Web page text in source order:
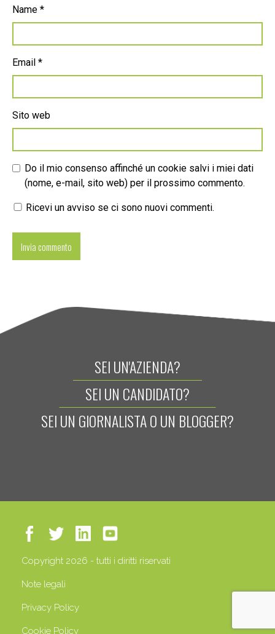
Name *
Email *
Sito web
Do il mio consenso affinché un cookie salvi i miei dati
(nome, e-mail, sito web) per il prossimo commento.
Ricevi un avviso se ci sono nuovi commenti.
SEI UN'AZIENDA?
SEI UN CANDIDATO?
SEI UN GIORNALISTA O UN BLOGGER?
Copyright 2026 - tutti i diritti riservati
Note legali
Privacy Policy
Cookie Policy